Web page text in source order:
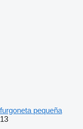
furgoneta pequeña
13